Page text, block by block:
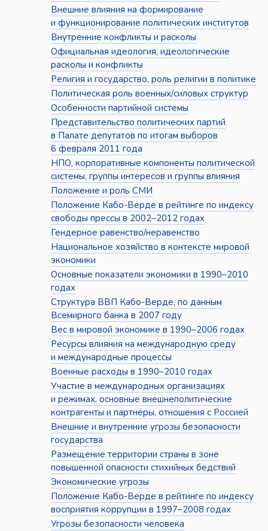
Внешние влияния на формирование
и функционирование политических институтов
Внутренние конфликты и расколы
Официальная идеология, идеологические
расколы и конфликты
Религия и государство, роль религии в политике
Политическая роль военных/силовых структур
Особенности партийной системы
Представительство политических партий
в Палате депутатов по итогам выборов
6 февраля 2011 года
НПО, корпоративные компоненты политической
системы, группы интересов и группы влияния
Положение и роль СМИ
Положение Кабо-Верде в рейтинге по индексу
свободы прессы в 2002–2012 годах
Гендерное равенство/неравенство
Национальное хозяйство в контексте мировой
экономики
Основные показатели экономики в 1990–2010
годах
Структура ВВП Кабо-Верде, по данным
Всемирного банка в 2007 году
Вес в мировой экономике в 1990–2006 годах
Ресурсы влияния на международную среду
и международные процессы
Военные расходы в 1990–2010 годах
Участие в международных организациях
и режимах, основные внешнеполитические
контрагенты и партнёры, отношения с Россией
Внешние и внутренние угрозы безопасности
государства
Размещение территории страны в зоне
повышенной опасности стихийных бедствий
Экономические угрозы
Положение Кабо-Верде в рейтинге по индексу
восприятия коррупции в 1997–2008 годах
Угрозы безопасности человека